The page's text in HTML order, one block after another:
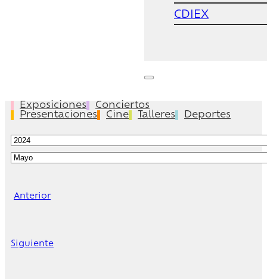
CDIEX
Exposiciones
Conciertos
Presentaciones
Cine Talleres Deportes
Anterior
Siguiente